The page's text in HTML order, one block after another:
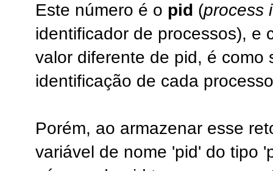
Este número é o pid (process
identificador de processos), e
valor diferente de pid, é como
identificação de cada
Porém, ao armazenar esse
variável de nome 'pid' do tipo